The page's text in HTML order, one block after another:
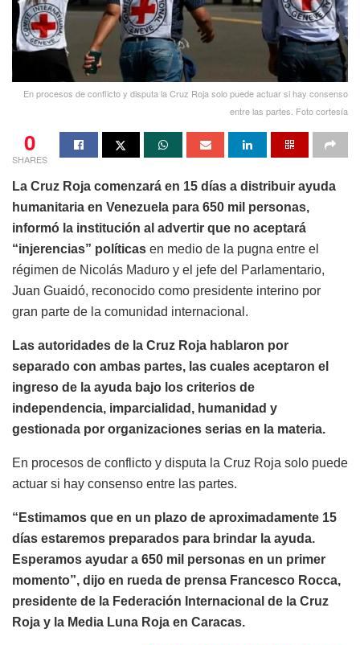
En procesos de conflicto y disputa la Cruz Roja solo puede actuar si hay consenso
entre las partes. Foto cortesía
0
SHARES
La Cruz Roja comenzará en 15 días a distribuir ayuda
humanitaria en Venezuela para 650 mil personas,
informó la institución al advertir que no aceptará
“injerencias” políticas en medio de la pugna entre el
régimen de Nicolás Maduro y el jefe del Parlamentario,
Juan Guaidó, reconocido como presidente interino por
gran parte de la comunidad internacional.
Las autoridades de la Cruz Roja hablaron por
separado con ambas partes, las cuales aceptaron el
ingreso de la ayuda bajo los criterios de
independencia, imparcialidad, humanidad y
gestionada por organizaciones serias en la materia.
En procesos de conflicto y disputa la Cruz Roja solo puede
actuar si hay consenso entre las partes.
“Estimamos que en un plazo de aproximadamente 15
días estaremos preparados para brindar la ayuda.
Esperamos ayudar a 650 mil personas en un primer
momento”, dijo en rueda de prensa Francesco Rocca,
presidente de la Federación Internacional de la Cruz
Roja y la Media Luna Roja en Caracas.